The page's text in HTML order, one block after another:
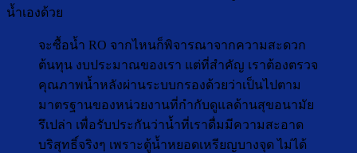
น้ำเองด้วย
จะซื้อน้ำ RO จากไหนก็พิจารณาจากความสะดวก
ต้นทุน งบประมาณของเรา แต่ที่สำคัญ เราต้องตรวจ
คุณภาพน้ำหลังผ่านระบบกรองด้วยว่าเป็นไปตาม
มาตรฐานของหน่วยงานที่กำกับดูแลด้านสุขอนามัย
รึเปล่า เพื่อรับประกันว่าน้ำที่เราดื่มมีความสะอาด
บริสุทธิ์จริงๆ เพราะตู้น้ำหยอดเหรียญบางจุด ไม่ได้